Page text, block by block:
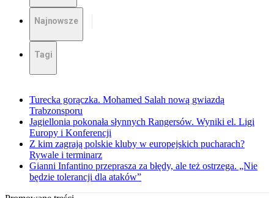
Najnowsze
Tagi
Turecka gorączka. Mohamed Salah nową gwiazdą
Trabzonsporu
Jagiellonia pokonała słynnych Rangersów. Wyniki el. Ligi
Europy i Konferencji
Z kim zagrają polskie kluby w europejskich pucharach?
Rywale i terminarz
Gianni Infantino przeprasza za błędy, ale też ostrzega. „Nie
będzie tolerancji dla ataków”